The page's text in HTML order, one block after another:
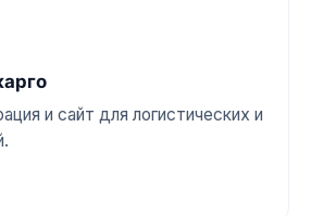
и сайт для логистических и